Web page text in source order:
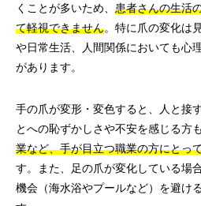
くことが多いため、 患者さんの生活
て軽視できません。特に爪の変化は
や日常生活、人間関係においても心
があります。
手の爪が変形・変色すると、人と接
とへの恥ずかしさや不安を感じる方
業など、手が目立つ職業の方にとっ
す。また、足の爪が変化している場
機会（海水浴やプールなど）を避け